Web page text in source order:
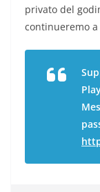
privato del
continueremo